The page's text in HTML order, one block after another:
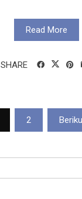
Read More
SHARE
2